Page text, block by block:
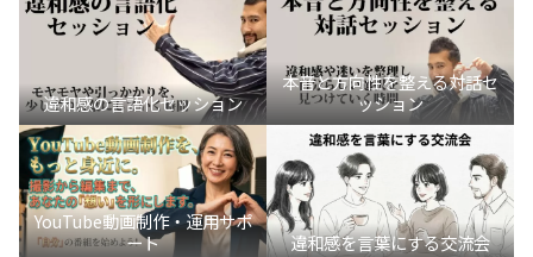
違和感の言語化セッション
本音と方向性を整える対話セ
ッション
YouTube動画制作・運用サポ
ート
違和感を言葉にする交流会